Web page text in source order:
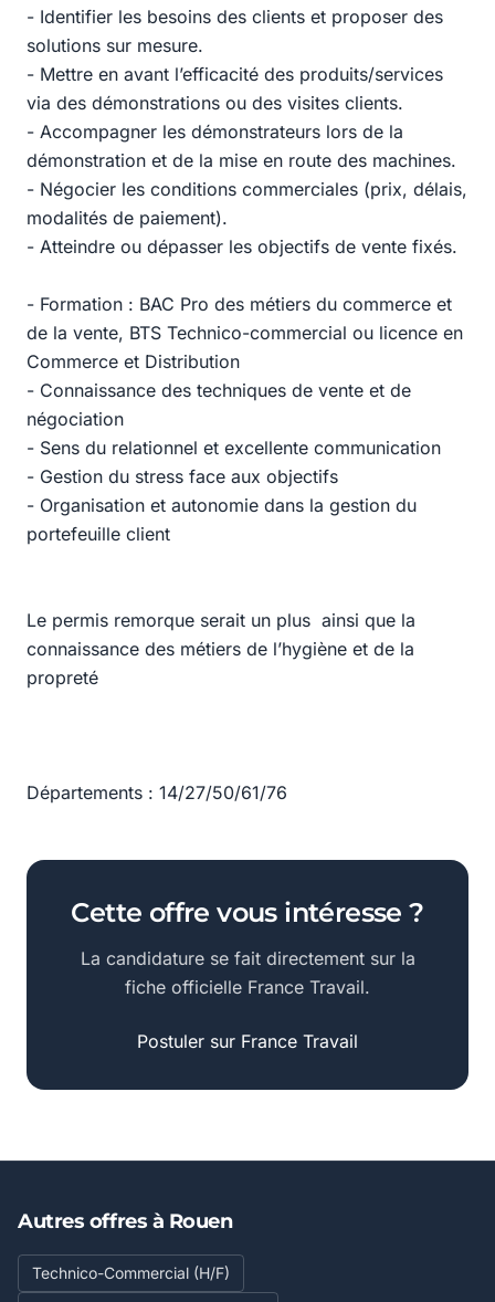
- Identifier les besoins des clients et proposer des
solutions sur mesure.
- Mettre en avant l’efficacité des produits/services
via des démonstrations ou des visites clients.
- Accompagner les démonstrateurs lors de la
démonstration et de la mise en route des machines.
- Négocier les conditions commerciales (prix, délais,
modalités de paiement).
- Atteindre ou dépasser les objectifs de vente fixés.
- Formation : BAC Pro des métiers du commerce et
de la vente, BTS Technico-commercial ou licence en
Commerce et Distribution
- Connaissance des techniques de vente et de
négociation
- Sens du relationnel et excellente communication
- Gestion du stress face aux objectifs
- Organisation et autonomie dans la gestion du
portefeuille client
Le permis remorque serait un plus ainsi que la
connaissance des métiers de l’hygiène et de la
propreté
Départements : 14/27/50/61/76
Cette offre vous intéresse ?
La candidature se fait directement sur la
fiche officielle France Travail.
Postuler sur France Travail
Autres offres à Rouen
Technico-Commercial (H/F)